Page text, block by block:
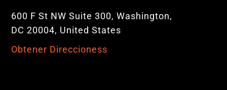
600 F St NW Suite 300, Washington,
DC 20004, United States
Obtener Direccioness